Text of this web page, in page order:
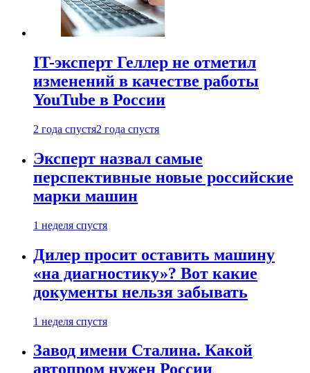
IT-эксперт Геллер не отметил
изменений в качестве работы
YouTube в России
2 года спустя2 года спустя
Эксперт назвал самые
перспективные новые российские
марки машин
1 неделя спустя
Дилер просит оставить машину
«на диагностику»? Вот какие
документы нельзя забывать
1 неделя спустя
Завод имени Сталина. Какой
автопром нужен России